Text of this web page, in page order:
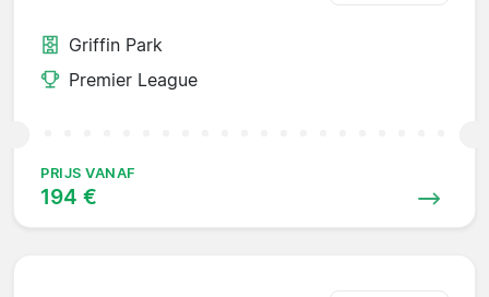
Griffin Park
Premier League
PRIJS VANAF
194 €